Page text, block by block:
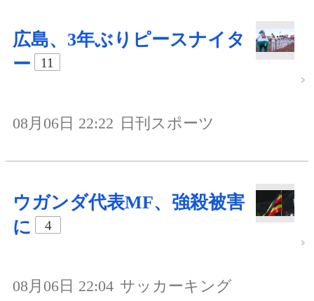
広島、3年ぶりピースナイタ
ー
11
08月06日 22:22 日刊スポーツ
ウガンダ代表MF、強殺被害
に
4
08月06日 22:04 サッカーキング